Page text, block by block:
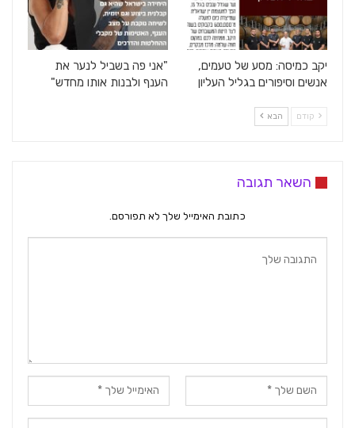
יקב כמיסה: מסע של טעמים,
אנשים וסיפורים בגליל העליון
"אני פה בשביל לנער את
הענף ולבנות אותו מחדש"
קודם הבא
השאר תגובה
כתובת האימייל שלך לא תפורסם.